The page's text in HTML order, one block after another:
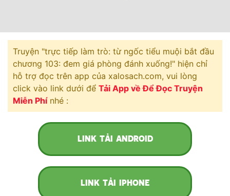
Xa Lộ Dịch
Cung Đấu
Cạnh Kỹ
Truyện "trực tiếp làm trò: từ ngốc tiểu muội bắt đầu
chương 103: đem giá phòng đánh xuống!" hiện chỉ
hỗ trợ đọc trên app của xalosach.com, vui lòng
click vào link dưới để Tải App về Để Đọc Truyện
Miễn Phínhé :
LINK TẢI ANDROID
LINK TẢI IPHONE